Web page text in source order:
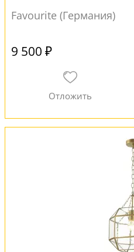
Favourite (Германия)
9 500 ₽